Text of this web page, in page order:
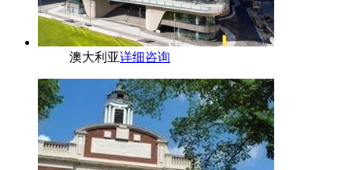
澳大利亚详细咨询